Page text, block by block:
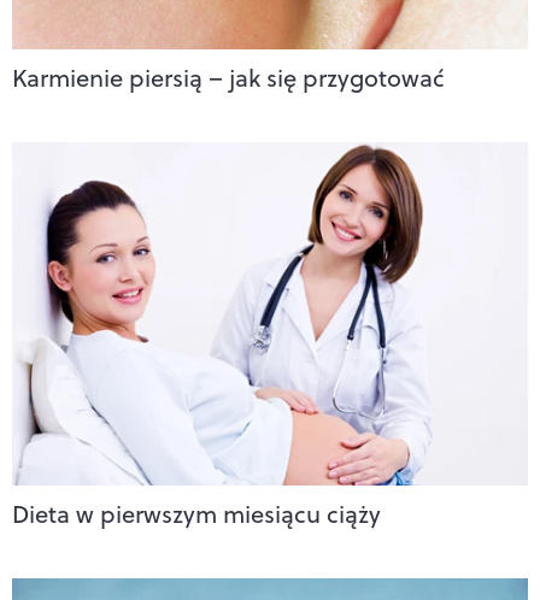
Karmienie piersią – jak się przygotować
Dieta w pierwszym miesiącu ciąży